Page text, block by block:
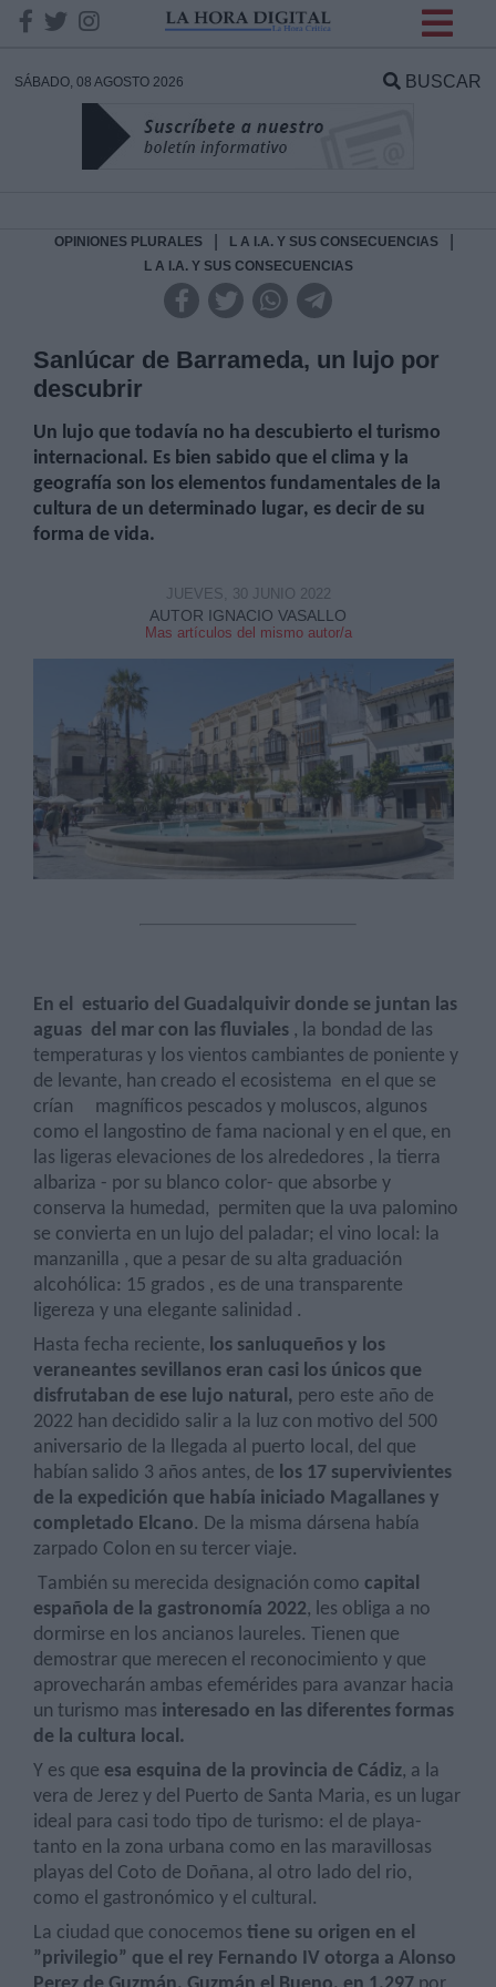
SÁBADO, 08 AGOSTO 2026 BUSCAR
OPINIONES PLURALES L A I.A. Y SUS CONSECUENCIAS
L A I.A. Y SUS CONSECUENCIAS
Sanlúcar de Barrameda, un lujo por
descubrir
Un lujo que todavía no ha descubierto el turismo
internacional. Es bien sabido que el clima y la
geografía son los elementos fundamentales de la
cultura de un determinado lugar, es decir de su
forma de vida.
AUTOR IGNACIO VASALLO
Mas artículos del mismo autor/a
JUEVES, 30 JUNIO 2022
En el estuario del Guadalquivir donde se juntan las
aguas del mar con las fluviales , la bondad de las
temperaturas y los vientos cambiantes de poniente y
de levante, han creado el ecosistema en el que se
crían
magníficos pescados y moluscos, algunos
como el langostino de fama nacional y en el que, en
las ligeras elevaciones de los alrededores , la tierra
albariza - por su blanco color- que absorbe y
conserva la humedad, permiten que la uva palomino
se convierta en un lujo del paladar; el vino local: la
manzanilla , que a pesar de su alta graduación
alcohólica: 15 grados , es de una transparente
ligereza y una elegante salinidad .
Hasta fecha reciente, los sanluqueños y los
veraneantes sevillanos eran casi los únicos que
disfrutaban de ese lujo natural, pero este año de
2022 han decidido salir a la luz con motivo del 500
aniversario de la llegada al puerto local, del que
habían salido 3 años antes, de los 17 supervivientes
de la expedición que había iniciado Magallanes y
completado Elcano. De la misma dársena había
zarpado Colon en su tercer viaje.
También su merecida designación como capital
española de la gastronomía 2022, les obliga a no
dormirse en los ancianos laureles. Tienen que
demostrar que merecen el reconocimiento y que
aprovecharán ambas efemérides para avanzar hacia
un turismo mas interesado en las diferentes formas
de la cultura local.
Y es que esa esquina de la provincia de Cádiz, a la
vera de Jerez y del Puerto de Santa Maria, es un lugar
ideal para casi todo tipo de turismo: el de playa-
tanto en la zona urbana como en las maravillosas
playas del Coto de Doñana, al otro lado del rio,
como el gastronómico y el cultural.
La ciudad que conocemos tiene su origen en el
”privilegio” que el rey Fernando IV otorga a Alonso
DATOS
Responsable:
Destinatarios:
Información adicional
link